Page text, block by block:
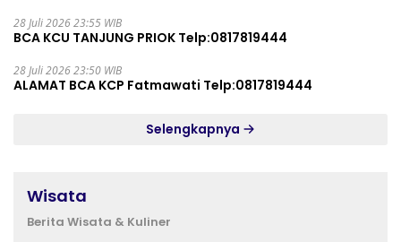
28 Juli 2026 23:55 WIB
BCA KCU TANJUNG PRIOK Telp:0817819444
28 Juli 2026 23:50 WIB
ALAMAT BCA KCP Fatmawati Telp:0817819444
Selengkapnya
Wisata
Berita Wisata & Kuliner